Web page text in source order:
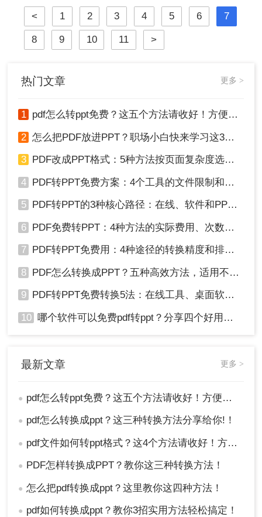
应用于各个领域。然而，有时我们还
需要将PDF文档转换成Word文档，以
便于编辑和修改。那么，电脑pdf怎么
不花钱转换成word呢？接下来，我将
< 1 2 3 4 5 6 7
8 9 10 11 >
热门文章 更多 >
1 pdf怎么转ppt免费？这五个方法请收好！方便又好用！
2 怎么把PDF放进PPT？职场小白快来学习这3种方法！
3 PDF改成PPT格式：5种方法按页面复杂度选择！
4 PDF转PPT免费方案：4个工具的文件限制和输出质量对比！
5 PDF转PPT的3种核心路径：在线、软件和PPT自带的适用范围！
6 PDF免费转PPT：4种方法的实际费用、次数限制和效果！
7 PDF转PPT免费用：4种途径的转换精度和排版保留能力对比！
8 PDF怎么转换成PPT？五种高效方法，适用不同场景全解析！
9 PDF转PPT免费转换5法：在线工具、桌面软件和PPT插件的优劣！
10 哪个软件可以免费pdf转ppt？分享四个好用的转换工具！
最新文章 更多 >
● pdf怎么转ppt免费？这五个方法请收好！方便又好用！
● pdf怎么转换成ppt？这三种转换方法分享给你!！
● pdf文件如何转ppt格式？这4个方法请收好！方便又好用！
● PDF怎样转换成PPT？教你这三种转换方法！
● 怎么把pdf转换成ppt？这里教你这四种方法！
● pdf如何转换成ppt？教你3招实用方法轻松搞定！